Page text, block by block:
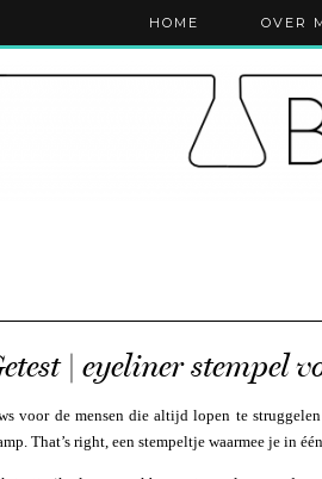
HOME OVER
| eyeliner stempel
voor de mensen die altijd lopen te
That’s right, een stempeltje waarmee je in